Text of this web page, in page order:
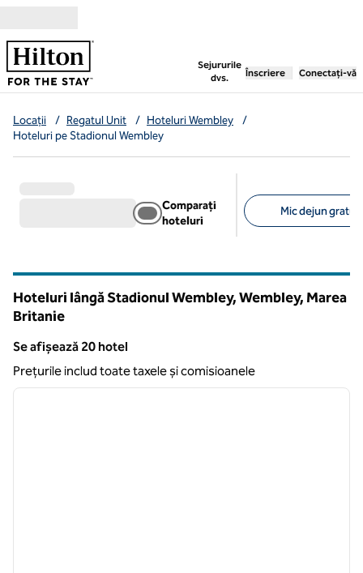
Sejururile
dvs.
, deschide o filă nouă
Înscriere Conectați-vă
Locații / Regatul Unit / Hoteluri Wembley
/
Hoteluri pe Stadionul Wembley
Comparați
hoteluri
Mic dejun gratuit
Hoteluri lângă Stadionul Wembley, Wembley, Marea
Britanie
Se afișează 20 hotel
Se afișează 20 hotel
Prețurile includ toate taxele și comisioanele
1 din 12